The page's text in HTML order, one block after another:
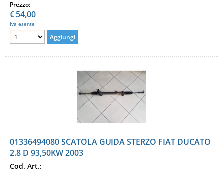
Prezzo:
€54,00
Iva esente
01336494080 SCATOLA GUIDA STERZO FIAT DUCATO
2.8 D 93,50KW 2003
Cod. Art.: